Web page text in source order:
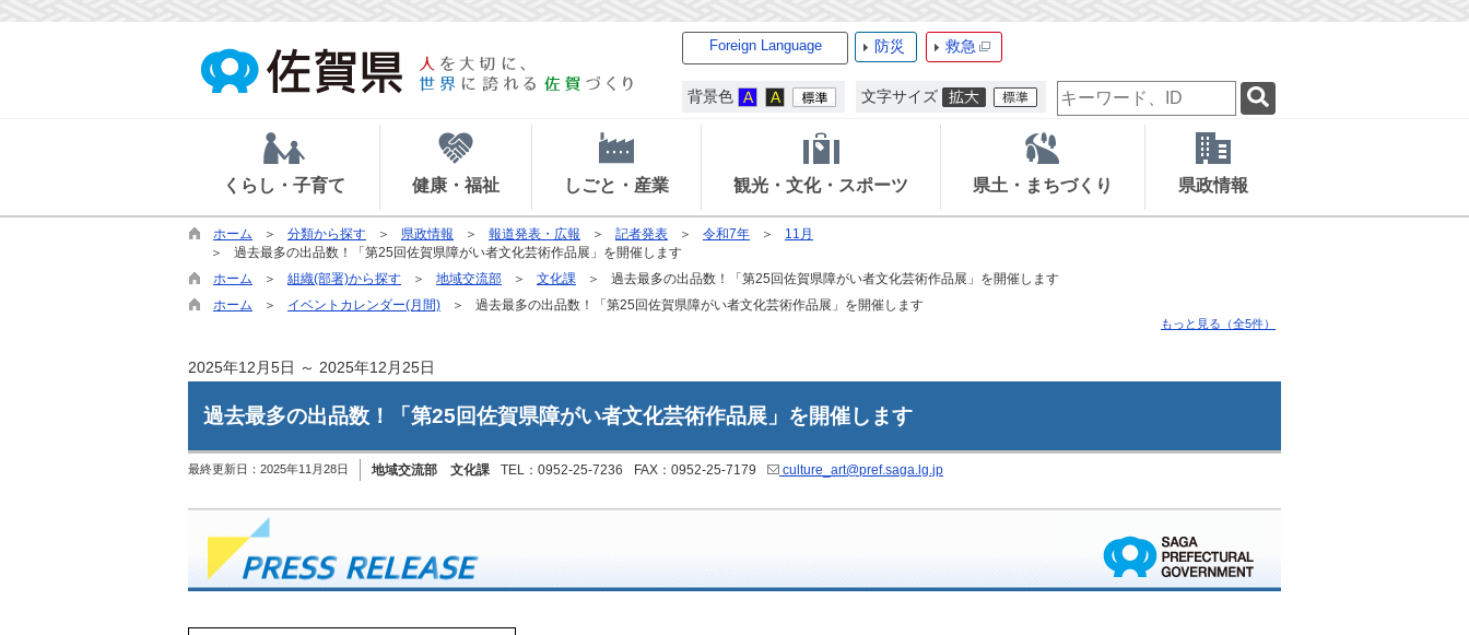
Foreign Language 防災 救急
背景色 文字サイズ
検
索
ー
ー
ド
くらし・子育て 健康・福祉 しごと・産業 観光・文化・スポーツ 県土・まちづくり 県政情報
ホーム 分類から探す 県政情報 報道発表・広報 記者発表 令和7年
11月
過去最多の出品数！「第25回佐賀県障がい者文化芸術作品展」を開催します
ホーム
組織(部署)から探す 地域交流部 文化課
過去最多の出品数！「第25回佐賀県障がい者文化芸術作品展」を開催します
ホーム
イベントカレンダー(月間) 過去最多の出品数！「第25回佐賀県障がい者文化芸術作品展」を開催します
もっと見る（全5件）
2025年12月5日 ～ 2025年12月25日
過去最多の出品数！「第25回佐賀県障がい者文化芸術作品展」を開催します
最終更新日： 2025年11月28日 地域交流部 文化課 TEL：0952-25-7236 FAX：0952-25-7179 culture_art@pref.saga.lg.jp